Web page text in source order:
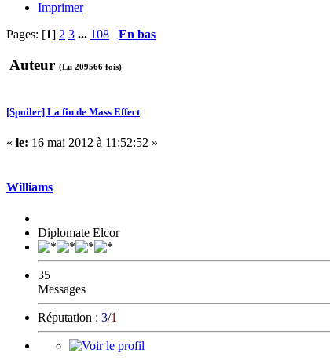
Imprimer
Pages: [1] 2 3 ... 108 En bas
Auteur (Lu 209566 fois)
[Spoiler] La fin de Mass Effect
« le: 16 mai 2012 à 11:52:52 »
Williams
Diplomate Elcor
35
Messages
Réputation : 3/1